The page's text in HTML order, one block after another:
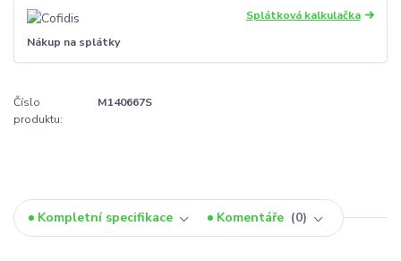
Splátková kalkulačka
Nákup na splátky
Číslo
produktu:
M140667S
Kompletní specifikace Komentáře 0